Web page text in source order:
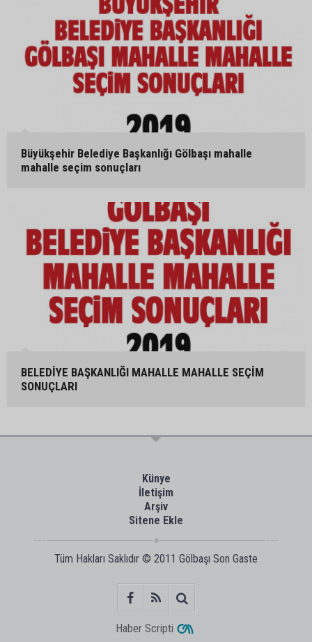
Büyükşehir Belediye Başkanlığı Gölbaşı mahalle
mahalle seçim sonuçları
BELEDİYE BAŞKANLIĞI MAHALLE MAHALLE SEÇİM
SONUÇLARI
Künye
İletişim
Arşiv
Sitene Ekle
Tüm Hakları Saklıdır © 2011 Gölbaşı Son Gaste
Haber Scripti